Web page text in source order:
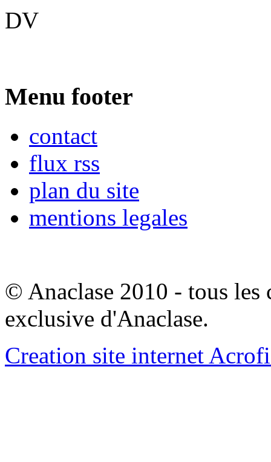
DV
Menu footer
contact
flux rss
plan du site
mentions legales
© Anaclase 2010 - tous les
exclusive d'Anaclase.
Creation site internet